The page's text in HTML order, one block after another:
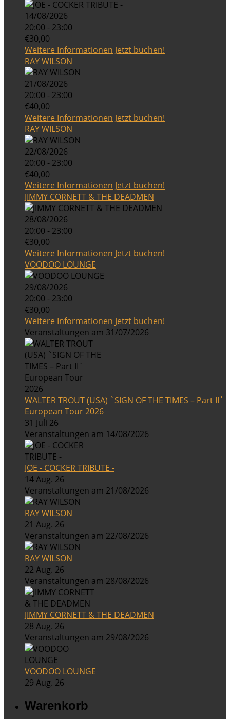
14/08/2026
20:00 - 23:00
€30,00
Weitere Informationen Jetzt buchen!
RAY WILSON
21/08/2026
20:00 - 23:00
€40,00
Weitere Informationen Jetzt buchen!
RAY WILSON
22/08/2026
20:00 - 23:00
€40,00
Weitere Informationen Jetzt buchen!
JIMMY CORNETT & THE DEADMEN
28/08/2026
20:00 - 23:00
€30,00
Weitere Informationen Jetzt buchen!
VOODOO LOUNGE
29/08/2026
20:00 - 23:00
€30,00
Weitere Informationen Jetzt buchen!
Veranstaltungen am 31/07/2026
WALTER TROUT (USA) `SIGN OF THE TIMES – Part II`
European Tour 2026
31 Juli 26
Veranstaltungen am 14/08/2026
JOE - COCKER TRIBUTE -
14 Aug. 26
Veranstaltungen am 21/08/2026
RAY WILSON
21 Aug. 26
Veranstaltungen am 22/08/2026
RAY WILSON
22 Aug. 26
Veranstaltungen am 28/08/2026
JIMMY CORNETT & THE DEADMEN
28 Aug. 26
Veranstaltungen am 29/08/2026
VOODOO LOUNGE
29 Aug. 26
Warenkorb